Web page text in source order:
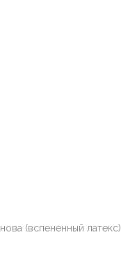
(вспененный латекс)